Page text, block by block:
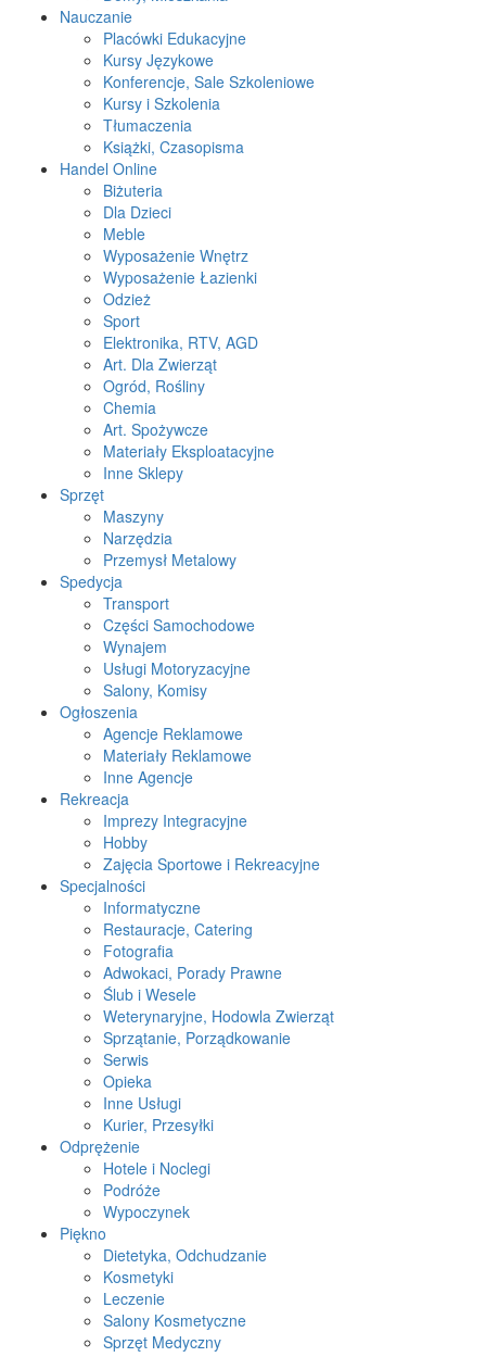
Nauczanie
Placówki Edukacyjne
Kursy Językowe
Konferencje, Sale Szkoleniowe
Kursy i Szkolenia
Tłumaczenia
Książki, Czasopisma
Handel Online
Biżuteria
Dla Dzieci
Meble
Wyposażenie Wnętrz
Wyposażenie Łazienki
Odzież
Sport
Elektronika, RTV, AGD
Art. Dla Zwierząt
Ogród, Rośliny
Chemia
Art. Spożywcze
Materiały Eksploatacyjne
Inne Sklepy
Sprzęt
Maszyny
Narzędzia
Przemysł Metalowy
Spedycja
Transport
Części Samochodowe
Wynajem
Usługi Motoryzacyjne
Salony, Komisy
Ogłoszenia
Agencje Reklamowe
Materiały Reklamowe
Inne Agencje
Rekreacja
Imprezy Integracyjne
Hobby
Zajęcia Sportowe i Rekreacyjne
Specjalności
Informatyczne
Restauracje, Catering
Fotografia
Adwokaci, Porady Prawne
Ślub i Wesele
Weterynaryjne, Hodowla Zwierząt
Sprzątanie, Porządkowanie
Serwis
Opieka
Inne Usługi
Kurier, Przesyłki
Odprężenie
Hotele i Noclegi
Podróże
Wypoczynek
Piękno
Dietetyka, Odchudzanie
Kosmetyki
Leczenie
Salony Kosmetyczne
Sprzęt Medyczny